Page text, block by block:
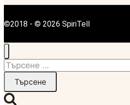
©2018 - © 2026 SpiriTell
Търсене